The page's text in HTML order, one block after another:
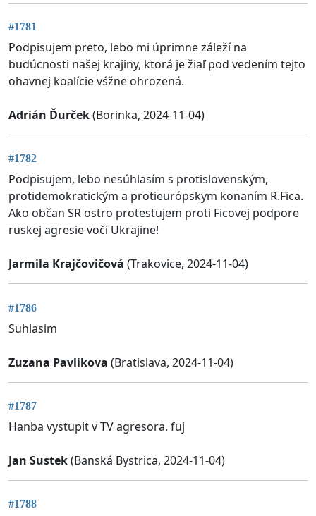
#1781
Podpisujem preto, lebo mi úprimne záleží na
budúcnosti našej krajiny, ktorá je žiaľ pod vedením tejto
ohavnej koalície vśžne ohrozená.
Adrián Ďurček(Borinka, 2024-11-04)
#1782
Podpisujem, lebo nesúhlasím s protislovenským,
protidemokratickým a protieurópskym konaním R.Fica.
Ako občan SR ostro protestujem proti Ficovej podpore
ruskej agresie voči Ukrajine!
Jarmila Krajčovičová (Trakovice, 2024-11-04)
#1786
Suhlasim
Zuzana Pavlikova (Bratislava, 2024-11-04)
#1787
Hanba vystupit v TV agresora. fuj
Jan Sustek(Banská Bystrica, 2024-11-04)
#1788